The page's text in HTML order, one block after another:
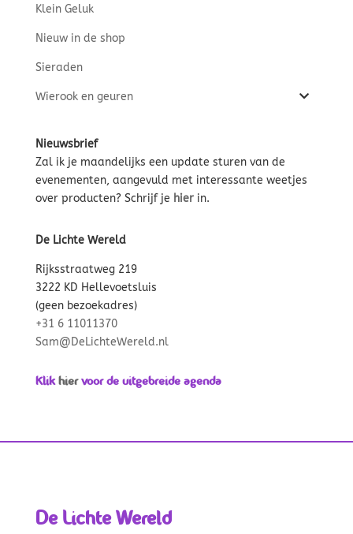
Klein Geluk
Nieuw in de shop
Sieraden
Wierook en geuren
Nieuwsbrief
Zal ik je maandelijks een update sturen van de
evenementen, aangevuld met interessante weetjes
over producten? Schrijf je hierin.
De Lichte Wereld
Rijksstraatweg 219
3222 KD Hellevoetsluis
(geen bezoekadres)
+31 6 11011370
Sam@DeLichteWereld.nl
Klikhiervoor de uitgebreide agenda
De Lichte Wereld